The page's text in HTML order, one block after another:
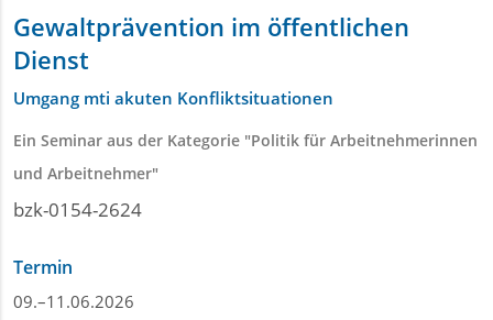
Gewaltprävention im öffentlichen
Dienst
Umgang mti akuten Konfliktsituationen
Ein Seminar aus der Kategorie "Politik für Arbeitnehmerinnen
und Arbeitnehmer"
bzk-0154-2624
Termin
09.–11.06.2026